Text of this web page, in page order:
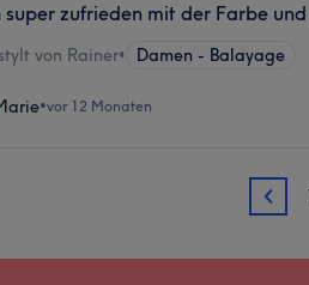
super zufrieden mit der Farbe
von Rainer• Damen - Balayage
•vor 12 Monaten
2